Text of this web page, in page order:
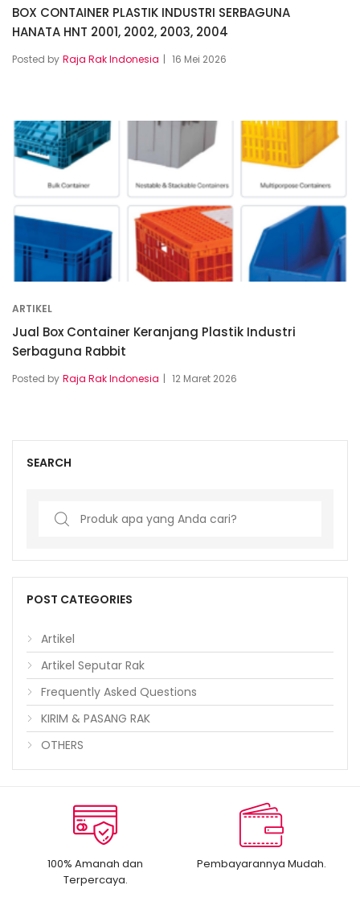
BOX CONTAINER PLASTIK INDUSTRI SERBAGUNA
HANATA HNT 2001, 2002, 2003, 2004
Posted by Raja Rak Indonesia 16 Mei 2026
ARTIKEL
Jual Box Container Keranjang Plastik Industri
Serbaguna Rabbit
Posted by Raja Rak Indonesia 12 Maret 2026
SEARCH
Search
POST CATEGORIES
Artikel
Artikel Seputar Rak
Frequently Asked Questions
KIRIM & PASANG RAK
OTHERS
100% Amanah dan
Terpercaya.
Pembayarannya Mudah.